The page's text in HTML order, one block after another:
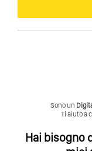
Sono un
Ti aiuto a
Hai bisogno